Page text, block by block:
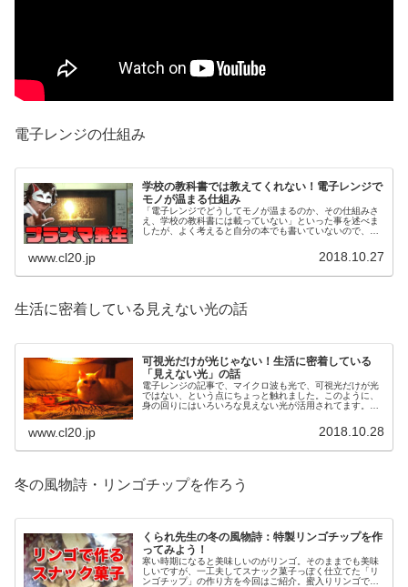
電子レンジの仕組み
学校の教科書では教えてくれない！電子レンジで
モノが温まる仕組み
「電子レンジでどうしてモノが温まるのか、その仕組みさ
え、学校の教科書には載っていない」といった事を述べま
したが、よく考えると自分の本でも書いていないので、今
www.cl20.jp 2018.10.27
生活に密着している見えない光の話
可視光だけが光じゃない！生活に密着している
「見えない光」の話
電子レンジの記事で、マイクロ波も光で、可視光だけが光
ではない、という点にちょっと触れました。このように、
身の回りにはいろいろな見えない光が活用されてます。今
www.cl20.jp 2018.10.28
冬の風物詩・リンゴチップを作ろう
くられ先生の冬の風物詩：特製リンゴチップを作
ってみよう！
寒い時期になると美味しいのがリンゴ。そのままでも美味
しいですが、一工夫してスナック菓子っぽく仕立てた「リ
ンゴチップ」の作り方を今回はご紹介。蜜入りリンゴで作